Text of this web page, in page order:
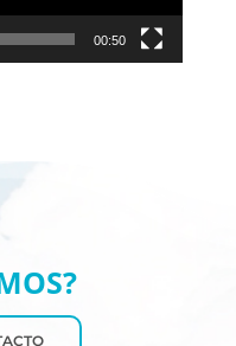
00:50